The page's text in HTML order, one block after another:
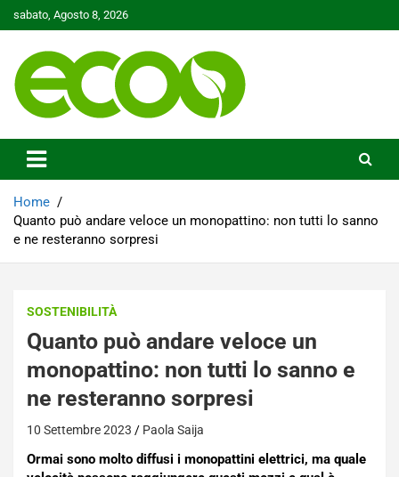
to
sabato, Agosto 8, 2026
Ecoo.it
Home
Quanto può andare veloce un monopattino: non tutti lo sanno
e ne resteranno sorpresi
SOSTENIBILITÀ
Quanto può andare veloce un
monopattino: non tutti lo sanno e
ne resteranno sorpresi
10 Settembre 2023 Paola Saija
Ormai sono molto diffusi i monopattini elettrici, ma quale